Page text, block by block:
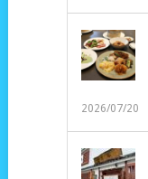
2026/07/20